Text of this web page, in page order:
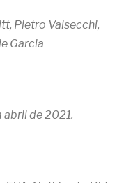
Pietro Valsecchi,
Garcia
de 2021.